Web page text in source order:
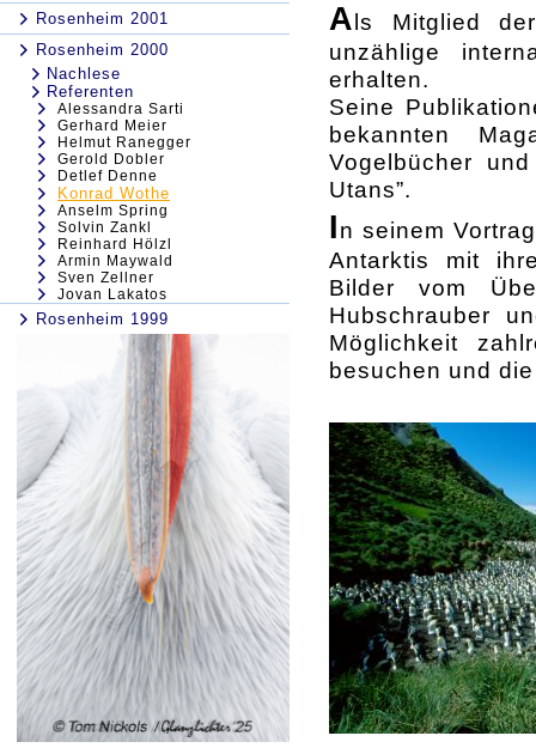
Rosenheim 2001
Rosenheim 2000
Nachlese
Referenten
Alessandra Sarti
Gerhard Meier
Helmut Ranegger
Gerold Dobler
Detlef Denne
Konrad Wothe
Anselm Spring
Solvin Zankl
Reinhard Hölzl
Armin Maywald
Sven Zellner
Jovan Lakatos
Rosenheim 1999
Als Mitglied
unzählige
erhalten.
Seine
bekannten
Vogelbücher
Utans”.
In seinem
Antarktis mit
Bilder vom
Hubschrauber
Möglichkeit
besuchen und